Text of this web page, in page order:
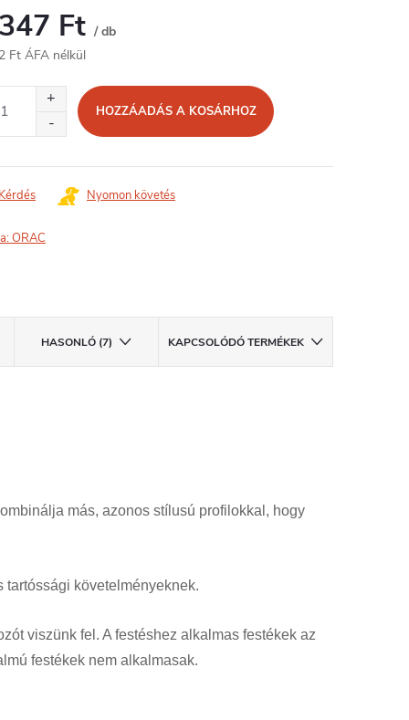
Ft / db
Ft ÁFA nélkül
HOZZÁADÁS A KOSÁRHOZ
Kérdés Nyomon követés
ORAC
HASONLÓ (7) KAPCSOLÓDÓ TERMÉKEK
más, azonos stílusú profilokkal, hogy
követelményeknek.
viszünk fel. A festéshez alkalmas festékek az
festékek nem alkalmasak.